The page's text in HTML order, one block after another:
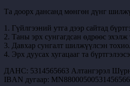
Та доорх дансанд мөнгөн дүнг
1. Гүйлгээний утга дээр сайтад
2. Таны эрх сунгагдсан өдрөөс эхэлж
3. Давхар сунгалт шилжүүлсэн
4. Эрх дуусах хугацааг та
ДАНС: 5314565663 Алтангэрэл
IBAN дугаар: